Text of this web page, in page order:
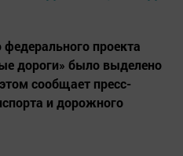
проекта
дороги» было выделено
сообщает пресс-
и дорожного